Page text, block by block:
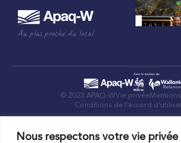
Nous respectons votre vie privée
Au plus proche du local
© 2023 APAQ-WVie privée
Conditions de l’accord